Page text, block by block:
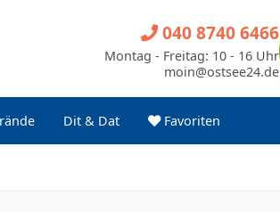
Dit & Dat Favoriten
040 8740 6466
Montag - Freitag: 10 - 16 Uhr
moin@ostsee24.de